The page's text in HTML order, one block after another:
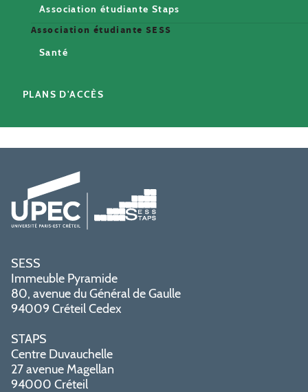
Association étudiante Staps
Association étudiante SESS
Santé
PLANS D'ACCÈS
SESS
Immeuble Pyramide
80, avenue du Général de Gaulle
94009 Créteil Cedex
STAPS
Centre Duvauchelle
27 avenue Magellan
94000 Créteil